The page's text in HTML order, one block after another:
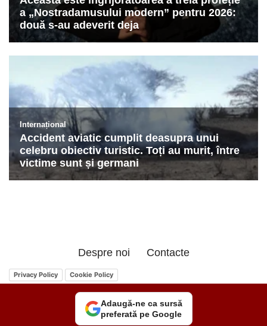
Despre noi Contacte
Privacy Policy Cookie Policy
Adaugă-ne ca sursă
preferată pe Google